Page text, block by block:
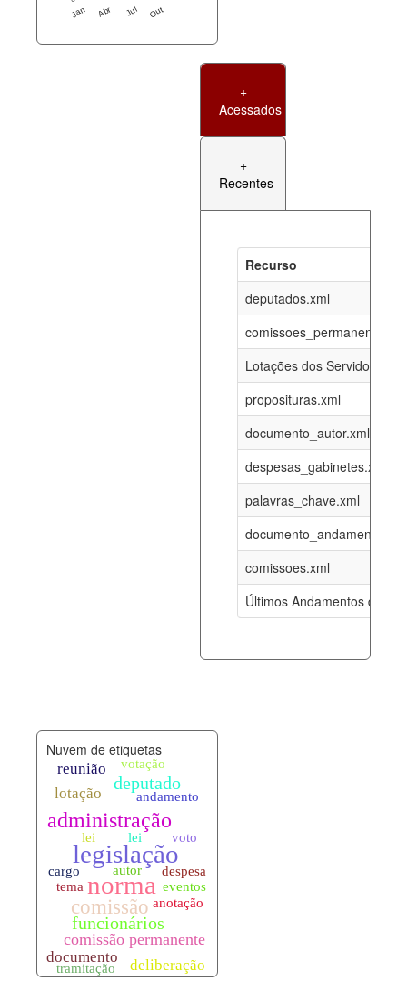
Jan Abr Jul Out
+
Acessados
+
Recentes
Recurso
deputados.xml
Lotações dos Servidores
proposituras.xml
documento_autor.xml
despesas_gabinetes.xml
palavras_chave.xml
documento_andamento.xml
comissoes.xml
Últimos Andamentos de
documento_andamento_atual.xml
08-08-
funcionarios_lotacoes.xml
funcionarios_cargos.xml 12-05-
08-08-
documento_andamento.xml 08-08-
palavras_chave.xml 08-08-
legislacao_norma_anotacoes.xml
Nuvem de etiquetas